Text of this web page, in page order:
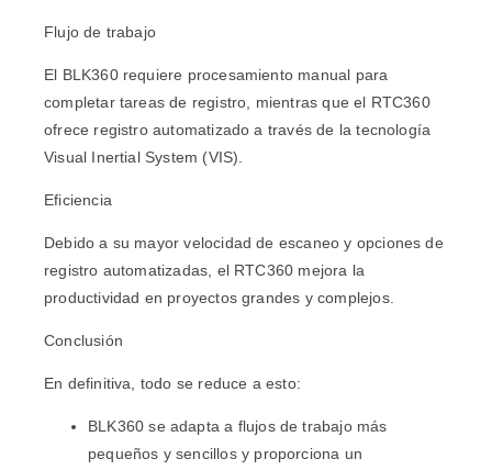
Flujo de trabajo
El BLK360 requiere procesamiento manual para
completar tareas de registro, mientras que el RTC360
ofrece registro automatizado a través de la tecnología
Visual Inertial System (VIS).
Eficiencia
Debido a su mayor velocidad de escaneo y opciones de
registro automatizadas, el RTC360 mejora la
productividad en proyectos grandes y complejos.
Conclusión
En definitiva, todo se reduce a esto:
BLK360 se adapta a flujos de trabajo más
pequeños y sencillos y proporciona un